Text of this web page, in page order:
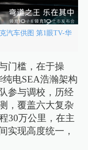
汽车供图 第1眼TV-华
门槛，在于操
电SEA浩瀚架构
参与调校，历经
，覆盖六大复杂
30万公里，在主
实现高度统一，